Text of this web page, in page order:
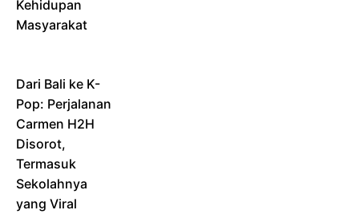
Kehidupan
Masyarakat
Dari Bali ke K-
Pop: Perjalanan
Carmen H2H
Disorot,
Termasuk
Sekolahnya
yang Viral